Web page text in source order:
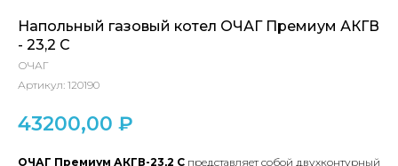
Напольный газовый котел ОЧАГ Премиум АКГВ
- 23,2 С
ОЧАГ
Артикул: 120190
43200,00 ₽
ОЧАГ Премиум АКГВ-23,2 С представляет собой двухконтурный